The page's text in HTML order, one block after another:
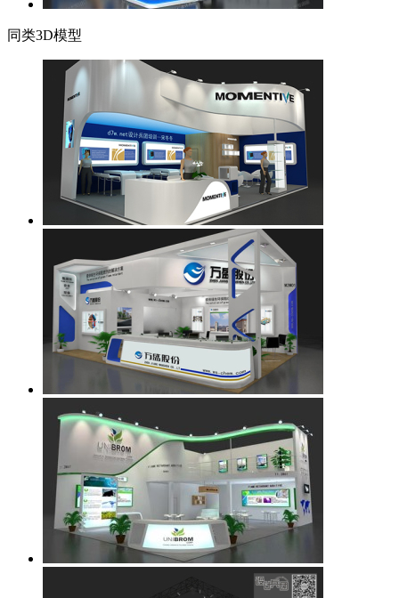
同类3D模型